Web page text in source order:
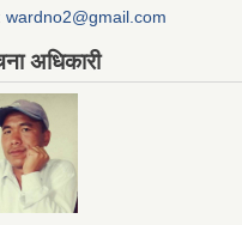
wardno2@gmail.com
अधिकारी